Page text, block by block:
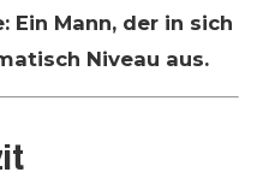
Ein Mann, der in sich
Niveau aus.